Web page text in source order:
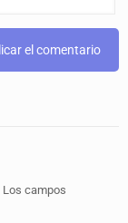
Los campos